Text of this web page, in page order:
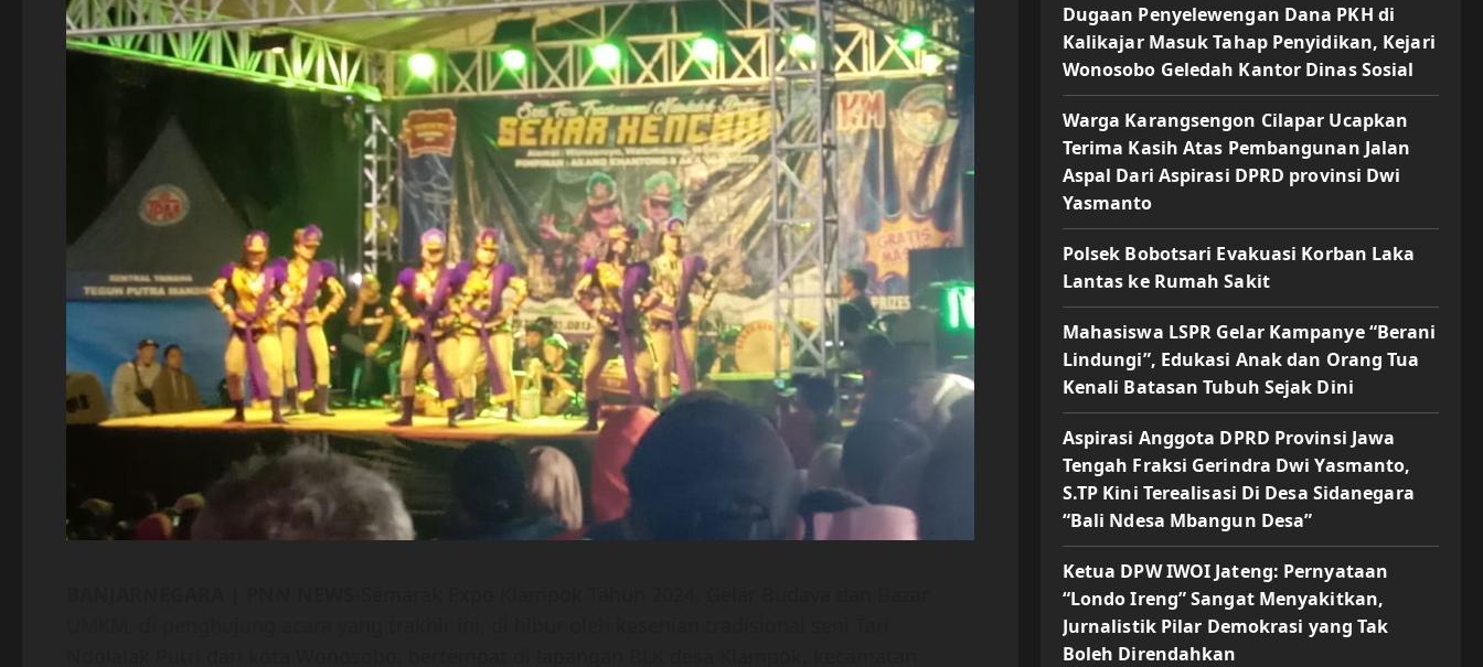
Dugaan Penyelewengan Dana PKH di
Kalikajar Masuk Tahap Penyidikan, Kejari
Wonosobo Geledah Kantor Dinas Sosial
Warga Karangsengon Cilapar Ucapkan
Terima Kasih Atas Pembangunan Jalan
Aspal Dari Aspirasi DPRD provinsi Dwi
Yasmanto
Polsek Bobotsari Evakuasi Korban Laka
Lantas ke Rumah Sakit
Mahasiswa LSPR Gelar Kampanye “Berani
Lindungi”, Edukasi Anak dan Orang Tua
Kenali Batasan Tubuh Sejak Dini
Aspirasi Anggota DPRD Provinsi Jawa
Tengah Fraksi Gerindra Dwi Yasmanto,
S.TP Kini Terealisasi Di Desa Sidanegara
“Bali Ndesa Mbangun Desa”
Ketua DPW IWOI Jateng: Pernyataan
“Londo Ireng” Sangat Menyakitkan,
Jurnalistik Pilar Demokrasi yang Tak
Boleh Direndahkan